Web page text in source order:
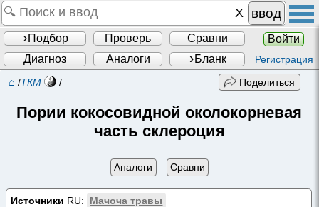
ввод
Подбор Проверь Сравни
Войти
Диагноз
Аналоги Бланк Регистрация
⌂ /ТКМ / Поделиться
Пории кокосовидной околокорневая
часть склероция
Аналоги Сравни
Источники RU: Мачоча травы